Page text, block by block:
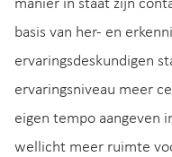
manier in staat zijn
basis van her- en
ervaringsdeskundigen
ervaringsniveau meer
eigen tempo aangeven
wellicht meer ruimte